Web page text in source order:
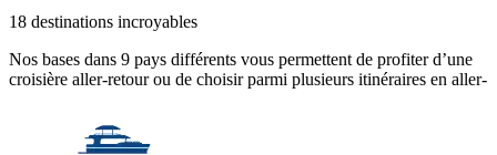
18 destinations incroyables
Nos bases dans 9 pays différents vous permettent de profiter d’une
croisière aller-retour ou de choisir parmi plusieurs itinéraires en aller-